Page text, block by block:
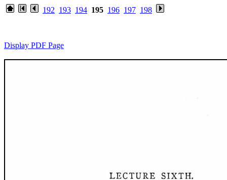
192 193 194 195 196 197 198
Display PDF Page